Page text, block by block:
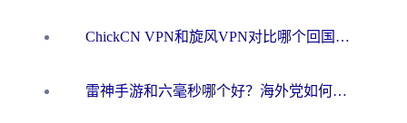
ChickCN VPN和旋风VPN对比哪个回国效果更好？海外用户的选择困境与出路
雷神手游和六毫秒哪个好？海外党如何真正解锁国内资源